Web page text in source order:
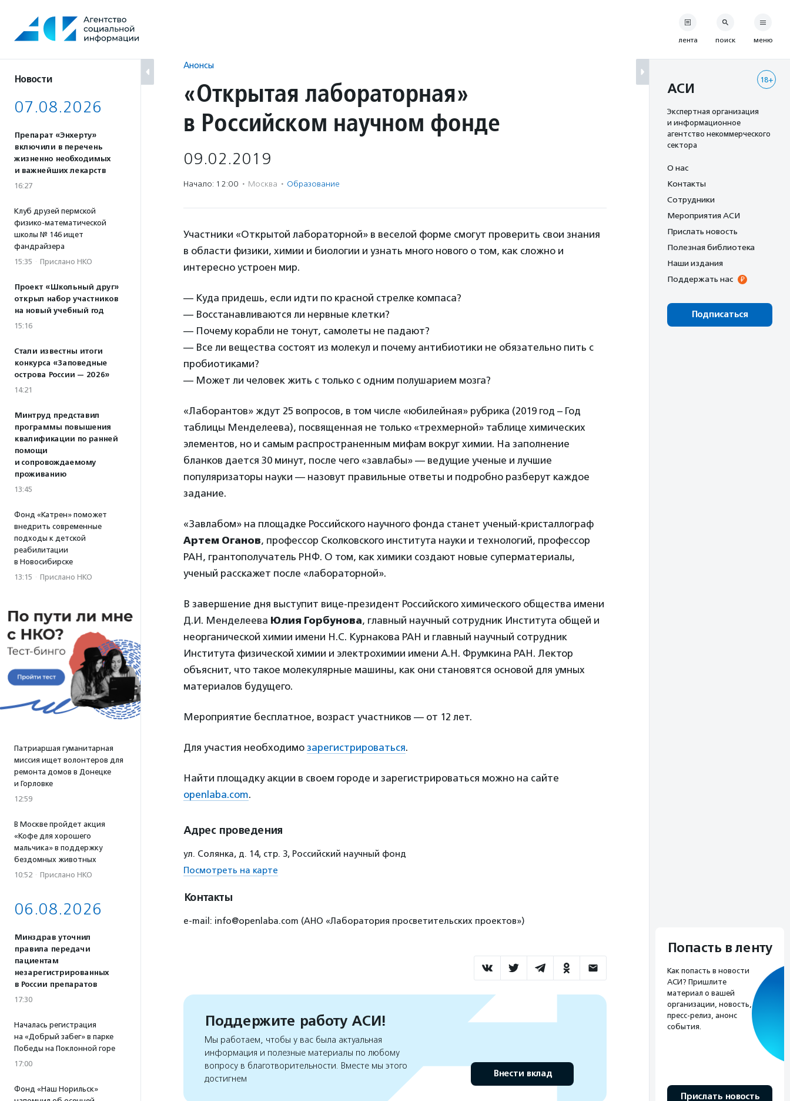
содержанию
Новости
07.08.2026
Препарат «Энхерту»
включили в перечень
жизненно необходимых
и важнейших лекарств
16:27
Клуб друзей пермской
физико-математической
школы № 146 ищет
фандрайзера
15:35 · Прислано НКО
Проект «Школьный друг»
открыл набор участников
на новый учебный год
15:16
Стали известны итоги
конкурса «Заповедные
острова России — 2026»
14:21
Минтруд представил
программы повышения
квалификации по ранней
помощи
и сопровождаемому
проживанию
13:45
Фонд «Катрен» поможет
внедрить современные
подходы к детской
реабилитации
в Новосибирске
13:15 · Прислано НКО
Патриаршая гуманитарная
миссия ищет волонтеров для
ремонта домов в Донецке
и Горловке
12:59
В Москве пройдет акция
«Кофе для хорошего
мальчика» в поддержку
бездомных животных
10:52 · Прислано НКО
06.08.2026
Минздрав уточнил
правила передачи
пациентам
незарегистрированных
в России препаратов
17:30
Началась регистрация
на «Добрый забег» в парке
Победы на Поклонной горе
17:00
Фонд «Наш Норильск»
Анонсы
«Открытая лабораторная»
в Российском научном фонде
09.02.2019
Начало: 12:00 · Москва · Образование
Участники «Открытой лабораторной» в веселой форме смогут проверить свои знания
в области физики, химии и биологии и узнать много нового о том, как сложно и
интересно устроен мир.
— Куда придешь, если идти по красной стрелке компаса?
— Восстанавливаются ли нервные клетки?
— Почему корабли не тонут, самолеты не падают?
— Все ли вещества состоят из молекул и почему антибиотики не обязательно пить с
пробиотиками?
— Может ли человек жить с только с одним полушарием мозга?
«Лаборантов» ждут 25 вопросов, в том числе «юбилейная» рубрика (2019 год – Год
таблицы Менделеева), посвященная не только «трехмерной» таблице химических
элементов, но и самым распространенным мифам вокруг химии. На заполнение
бланков дается 30 минут, после чего «завлабы» — ведущие ученые и лучшие
популяризаторы науки — назовут правильные ответы и подробно разберут каждое
задание.
«Завлабом» на площадке Российского научного фонда станет ученый-кристаллограф
Артем Оганов, профессор Сколковского института науки и технологий, профессор
РАН, грантополучатель РНФ. О том, как химики создают новые суперматериалы,
ученый расскажет после «лабораторной».
В завершение дня выступит вице-президент Российского химического общества имени
Д.И. Менделеева Юлия Горбунова, главный научный сотрудник Института общей и
неорганической химии имени Н.С. Курнакова РАН и главный научный сотрудник
Института физической химии и электрохимии имени А.Н. Фрумкина РАН. Лектор
объяснит, что такое молекулярные машины, как они становятся основой для умных
материалов будущего.
Мероприятие бесплатное, возраст участников — от 12 лет.
Для участия необходимо зарегистрироваться.
Найти площадку акции в своем городе и зарегистрироваться можно на сайте
openlaba.com.
Адрес проведения
ул. Солянка, д. 14, стр. 3, Российский научный фонд
Посмотреть на карте
Контакты
e-mail: info@openlaba.com (АНО «Лаборатория просветительских проектов»)
Поддержите работу АСИ!
Мы работаем, чтобы у вас была актуальная
информация и полезные материалы по любому
вопросу в благотворительности. Вместе мы этого
достигнем
Внести вклад
лента поиск меню
18+
АСИ
Экспертная организация
и информационное
агентство некоммерческого
сектора
О нас
Контакты
Сотрудники
Мероприятия АСИ
Прислать новость
Полезная библиотека
Наши издания
Поддержать нас
Подписаться
Попасть в ленту
Как попасть в новости
АСИ? Пришлите
материал о вашей
организации, новость,
пресс-релиз, анонс
события.
Прислать новость